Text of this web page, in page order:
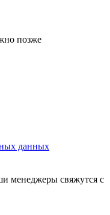
позже
данных
менеджеры свяжутся с